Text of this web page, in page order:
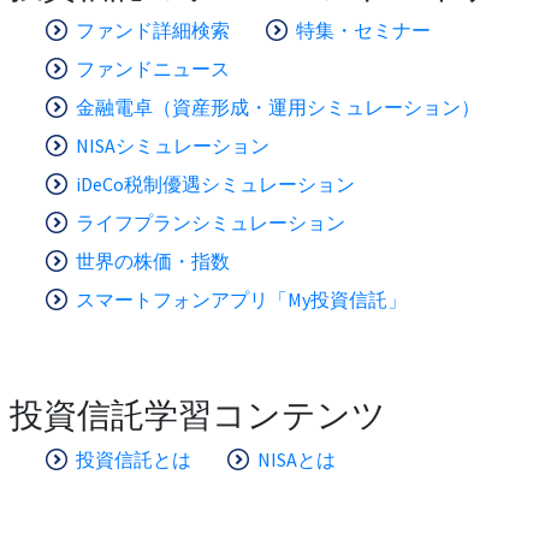
ファンド詳細検索
特集・セミナー
ファンドニュース
金融電卓（資産形成・運用シミュレーション）
NISAシミュレーション
iDeCo税制優遇シミュレーション
ライフプランシミュレーション
世界の株価・指数
スマートフォンアプリ「My投資信託」
投資信託学習コンテンツ
投資信託とは NISAとは